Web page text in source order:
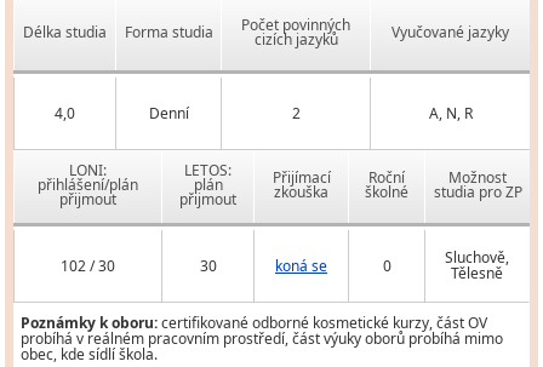
Délka studia Forma studia Počet povinných
cizích jazyků Vyučované jazyky
4,0 Denní 2 A, N, R
LONI:
přihlášení/plán
přijmout
LETOS:
plán
přijmout
Přijímací
zkouška
Roční
školné
Možnost
studia pro ZP
102 / 30 30 koná se 0 Sluchově,
Tělesně
Poznámky k oboru:certifikované odborné kosmetické kurzy, část OV
probíhá v reálném pracovním prostředí, část výuky oborů probíhá mimo
obec, kde sídlí škola.